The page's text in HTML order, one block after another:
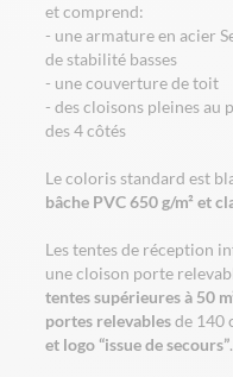
et comprend:
- une armature en acier
de stabilité basses
- une couverture de toit
- des cloisons pleines
des 4 côtés
Le coloris standard est
bâche PVC 650 g/m² et
Les tentes de réception
une cloison porte
tentes supérieures à 50
portes relevablesde 140
et logo “issue de secours”.